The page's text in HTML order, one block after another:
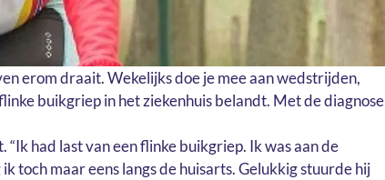
erom draait. Wekelijks doe je mee aan wedstrijden,
buikgriep in het ziekenhuis belandt. Met de diagnose
had last van een flinke buikgriep. Ik was aan de
toch maar eens langs de huisarts. Gelukkig stuurde hij